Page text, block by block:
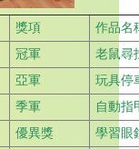
獎項
作品名
冠軍
老鼠尋
亞軍
玩具停
季軍
自動指
優異獎
學習眼